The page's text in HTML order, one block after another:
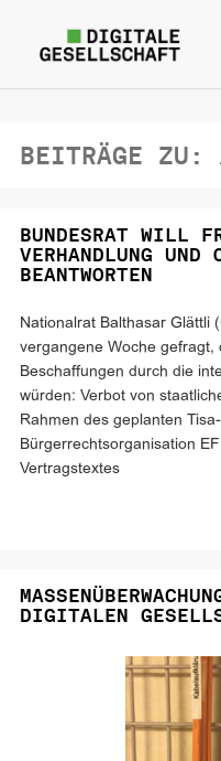
BEITRÄGE ZU:
BUNDESRAT WILL
VERHANDLUNG UND
BEANTWORTEN
Nationalrat Balthasar Glättli
vergangene Woche gefragt,
Beschaffungen durch die
würden: Verbot von
Rahmen des geplanten
Bürgerrechtsorganisation
Vertragstextes
DIGITALEN